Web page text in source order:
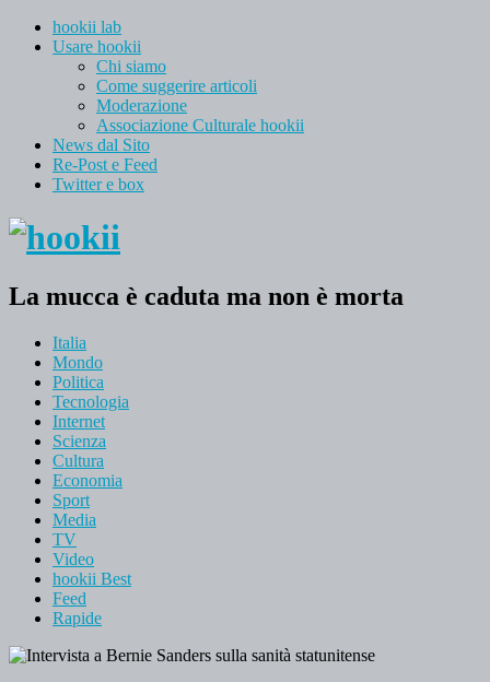
hookii lab
Usare hookii
Chi siamo
Come suggerire articoli
Moderazione
Associazione Culturale hookii
News dal Sito
Re-Post e Feed
Twitter e box
La mucca è caduta ma non è morta
Italia
Mondo
Politica
Tecnologia
Internet
Scienza
Cultura
Economia
Sport
Media
TV
Video
hookii Best
Feed
Rapide